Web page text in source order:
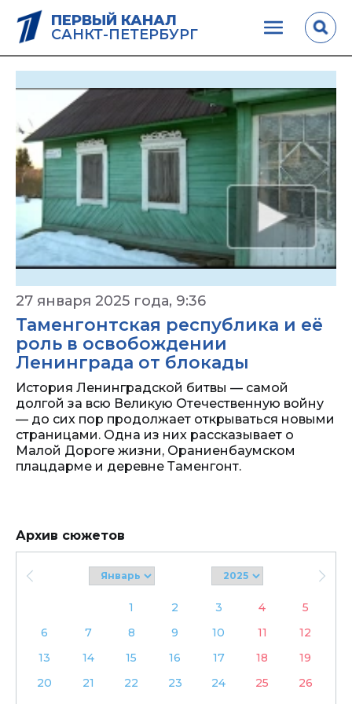
ПЕРВЫЙ КАНАЛ
САНКТ-ПЕТЕРБУРГ
27 января 2025 года, 9:36
Таменгонтская республика и её
роль в освобождении
Ленинграда от блокады
История Ленинградской битвы — самой
долгой за всю Великую Отечественную войну
— до сих пор продолжает открываться новыми
страницами. Одна из них рассказывает о
Малой Дороге жизни, Ораниенбаумском
плацдарме и деревне Таменгонт.
Архив сюжетов
1 2 3 4
5
6
7 8 9 10 11
12
13
14 15 16 17 18
19
20
21 22 23 24 25
26